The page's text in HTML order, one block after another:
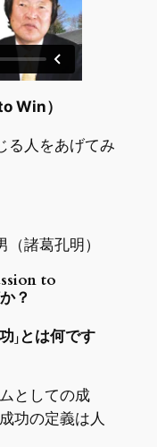
Win）
る人をあげてみ
諸葛孔明）
to
？
」とは何です
としての成
功の定義は人